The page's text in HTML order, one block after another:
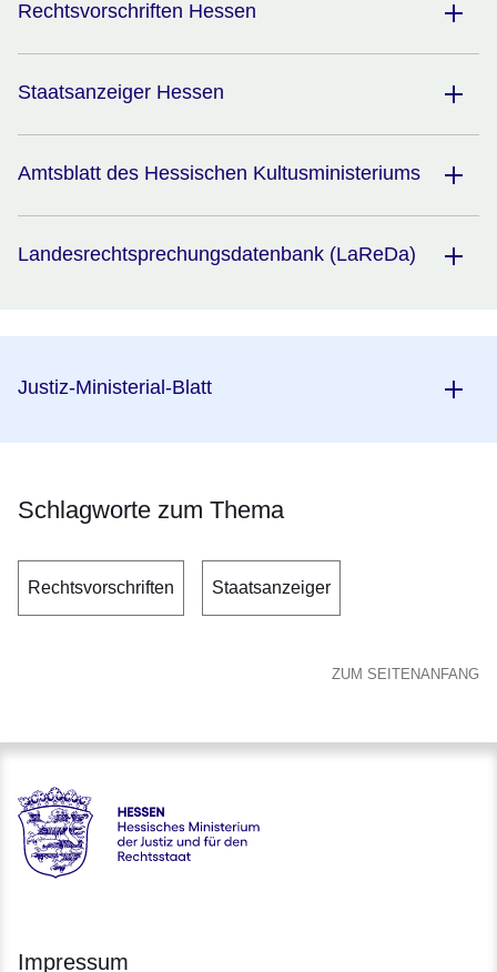
Rechtsvorschriften Hessen
Staatsanzeiger Hessen
Amtsblatt des Hessischen Kultusministeriums
Landesrechtsprechungsdatenbank (LaReDa)
Justiz-Ministerial-Blatt
Schlagworte zum Thema
Rechtsvorschriften Staatsanzeiger
ZUM SEITENANFANG
Hessen - Hessisches Ministerium der Justiz und für den
Impressum